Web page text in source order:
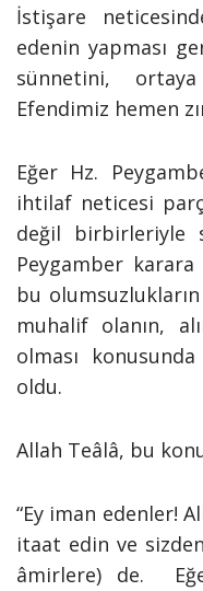
İstişare
edenin yapması
sünnetini,
Efendimiz hemen
Eğer Hz.
ihtilaf neticesi
değil birbirleriyle
Peygamber
bu
muhalif olanın,
olması
oldu.
Allah Teâlâ, bu
“Ey iman edenler!
itaat edin ve
âmirlere) de.